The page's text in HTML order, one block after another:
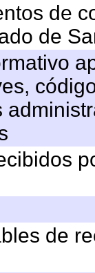
de
de
de